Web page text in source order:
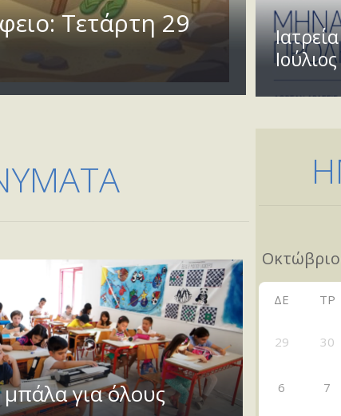
Τετάρτη 29
για όλους
ΔΕ ΤΡ
29 30
6 7